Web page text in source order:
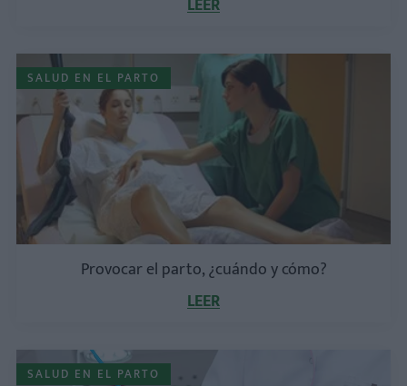
SALUD EN EL PARTO
Provocar el parto, ¿cuándo y cómo?
LEER
SALUD EN EL PARTO